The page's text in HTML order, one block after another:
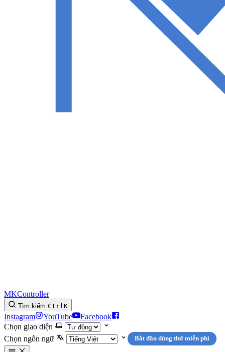
MKController
Tìm kiếm CtrlK
Instagram YouTube
Facebook
Chọn giao diện
Chọn ngôn ngữ
Bắt đầu dùng thử miễn phí